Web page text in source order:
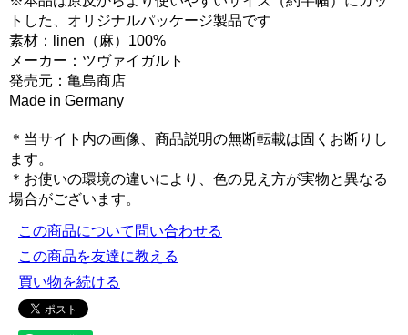
トした、オリジナルパッケージ製品です
素材：linen（麻）100%
メーカー：ツヴァイガルト
発売元：亀島商店
Made in Germany
＊当サイト内の画像、商品説明の無断転載は固くお断りし
ます。
＊お使いの環境の違いにより、色の見え方が実物と異なる
場合がございます。
この商品について問い合わせる
この商品を友達に教える
買い物を続ける